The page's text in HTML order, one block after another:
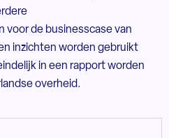
voor de businesscase van
inzichten worden gebruikt
in een rapport worden
overheid.